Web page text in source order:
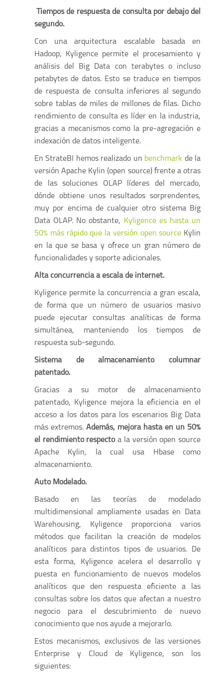
Tiempos de respuesta de consulta por debajo del
segundo.
Con una arquitectura escalable basada en
Hadoop, Kyligence permite el procesamiento y
análisis del Big Data con terabytes o incluso
petabytes de datos. Esto se traduce en tiempos
de respuesta de consulta inferiores al segundo
sobre tablas de miles de millones de filas. Dicho
rendimiento de consulta es líder en la industria,
gracias a mecanismos como la pre-agregación e
indexación de datos inteligente.
En StrateBI hemos realizado un benchmark de la
versión Apache Kylin (open source) frente a otras
de las soluciones OLAP líderes del mercado,
dónde obtiene unos resultados sorprendentes,
muy por encima de cualquier otro sistema Big
Data OLAP. No obstante, Kyligence es hasta un
50% más rápido que la versión open source Kylin
en la que se basa y ofrece un gran número de
funcionalidades y soporte adicionales.
Alta concurrencia a escala de internet.
Kyligence permite la concurrencia a gran escala,
de forma que un número de usuarios masivo
puede ejecutar consultas analíticas de forma
simultánea, manteniendo los tiempos de
respuesta sub-segundo.
Sistema de almacenamiento columnar
patentado.
Gracias a su motor de almacenamiento
patentado, Kyligence mejora la eficiencia en el
acceso a los datos para los escenarios Big Data
más extremos. Además, mejora hasta en un 50%
el rendimiento respectoa la versión open source
Apache Kylin, la cual usa Hbase como
almacenamiento.
Auto Modelado.
Basado en las teorías de modelado
multidimensional ampliamente usadas en Data
Warehousing, Kyligence proporciona varios
métodos que facilitan la creación de modelos
analíticos para distintos tipos de usuarios. De
esta forma, Kyligence acelera el desarrollo y
puesta en funcionamiento de nuevos modelos
analíticos que den respuesta eficiente a las
consultas sobre los datos que afectan a nuestro
negocio para el descubrimiento de nuevo
conocimiento que nos ayude a mejorarlo.
Estos mecanismos, exclusivos de las versiones
Enterprise y Cloud de Kyligence, son los
siguientes: